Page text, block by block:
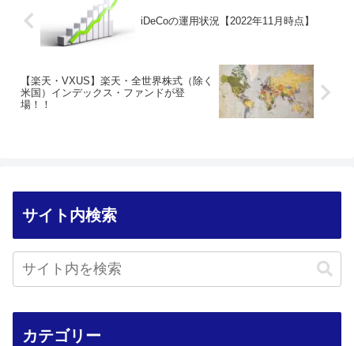
iDeCoの運用状況【2022年11月時点】
【楽天・VXUS】楽天・全世界株式（除く
米国）インデックス・ファンドが登
場！！
サイト内検索
カテゴリー